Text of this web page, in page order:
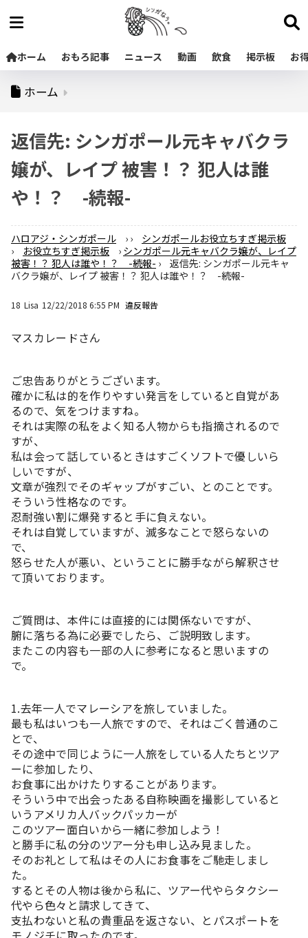
ホーム おもろ記事 ニュース 動画 飲食 掲示板 お
ホーム
返信先: シンガポール元キャバクラ
嬢が、レイプ 被害！？ 犯人は誰
や！？ -続報-
ハロアジ・シンガポール › ›
シンガポールお役立ちすぎ掲示板
›
お役立ちすぎ掲示板 › シンガポール元キャバクラ嬢が、レイプ
被害！？ 犯人は誰や！？ -続報- ›
返信先: シンガポール元キャ
バクラ嬢が、レイプ 被害！？ 犯人は誰や！？ -続報-
18 Lisa 12/22/2018 6:55 PM 違反報告
マスカレードさん
ご忠告ありがとうございます。
確かに私は的を作りやすい発言をしていると自覚があ
るので、気をつけますね。
それは実際の私をよく知る人物からも指摘されるので
すが、
私は会って話しているときはすごくソフトで優しいら
しいですが、
文章が強烈でそのギャップがすごい、とのことです。
そういう性格なのです。
忍耐強い割に爆発すると手に負えない。
それは自覚していますが、滅多なことで怒らないの
で、
怒らせた人が悪い、ということに勝手ながら解釈させ
て頂いております。
ご質問は、本件には直接的には関係ないですが、
腑に落ちる為に必要でしたら、ご説明致します。
またこの内容も一部の人に参考になると思いますの
で。
1.去年一人でマレーシアを旅していました。
最も私はいつも一人旅ですので、それはごく普通のこ
とで、
その途中で同じように一人旅をしている人たちとツア
ーに参加したり、
お食事に出かけたりすることがあります。
そういう中で出会ったある自称映画を撮影していると
いうアメリカ人バックパッカーが
このツアー面白いから一緒に参加しよう！
と勝手に私の分のツアー分も申し込み見ました。
そのお礼として私はその人にお食事をご馳走しまし
た。
するとその人物は後から私に、ツアー代やらタクシー
代やら色々と請求してきて、
支払わないと私の貴重品を返さない、とパスポートを